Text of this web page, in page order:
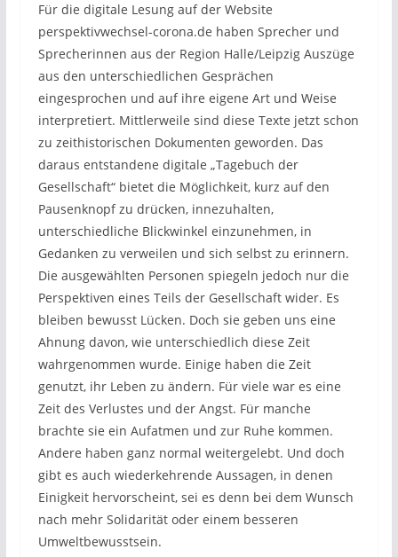
Für die digitale Lesung auf der Website
perspektivwechsel-corona.de haben Sprecher und
Sprecherinnen aus der Region Halle/Leipzig Auszüge
aus den unterschiedlichen Gesprächen
eingesprochen und auf ihre eigene Art und Weise
interpretiert. Mittlerweile sind diese Texte jetzt schon
zu zeithistorischen Dokumenten geworden. Das
daraus entstandene digitale „Tagebuch der
Gesellschaft“ bietet die Möglichkeit, kurz auf den
Pausenknopf zu drücken, innezuhalten,
unterschiedliche Blickwinkel einzunehmen, in
Gedanken zu verweilen und sich selbst zu erinnern.
Die ausgewählten Personen spiegeln jedoch nur die
Perspektiven eines Teils der Gesellschaft wider. Es
bleiben bewusst Lücken. Doch sie geben uns eine
Ahnung davon, wie unterschiedlich diese Zeit
wahrgenommen wurde. Einige haben die Zeit
genutzt, ihr Leben zu ändern. Für viele war es eine
Zeit des Verlustes und der Angst. Für manche
brachte sie ein Aufatmen und zur Ruhe kommen.
Andere haben ganz normal weitergelebt. Und doch
gibt es auch wiederkehrende Aussagen, in denen
Einigkeit hervorscheint, sei es denn bei dem Wunsch
nach mehr Solidarität oder einem besseren
Umweltbewusstsein.